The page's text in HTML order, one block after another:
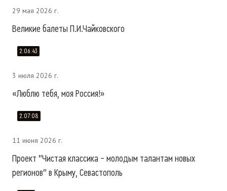
29 мая 2026 г.
Великие балеты П.И.Чайковского
2:06:43
3 июля 2026 г.
«Люблю тебя, моя Россия!»
2:07:08
11 июня 2026 г.
Проект "Чистая классика – молодым талантам новых
регионов" в Крыму, Севастополь